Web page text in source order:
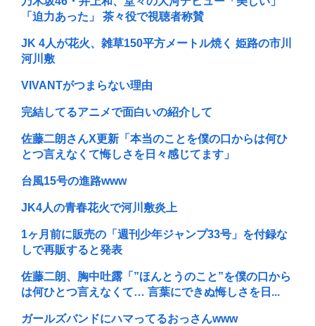
「迫力あった」 茶々役で視聴者称賛
JK 4人が花火、雑草150平方メートル焼く 姫路の市川
河川敷
VIVANTがつまらない理由
完結してるアニメで面白いの紹介して
佐藤二朗さんX更新「本当のことを僕の口からは何ひ
とつ言えなくて悔しさを日々感じてます」
台風15号の進路www
JK4人の青春花火で河川敷炎上
1ヶ月前に販売の「週刊少年ジャンプ33号」を付録な
しで再販すると発表
佐藤二朗、胸中吐露「”ほんとうのこと”を僕の口から
は何ひとつ言えなくて… 言葉にできぬ悔しさを日...
ガールズバンドにハマってるおっさんwww